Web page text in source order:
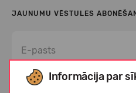
Informācija par
JAUNUMU VĒSTULES
Esmu izlasījis un piekrītu
datu aizsardzības noteikumi